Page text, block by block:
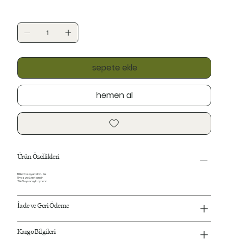
sepete ekle
hemen al
Ürün Özellikleri
110 kart ve oyun kılavuzu.
8 yaş ve üzeri içindir.
2 ila 5 oyuncuyla oynanır.
İade ve Geri Ödeme
Kargo Bilgileri